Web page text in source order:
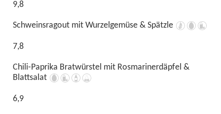
9,8
Schweinsragout mit Wurzelgemüse & Spätzle
7,8
Chili-Paprika Bratwürstel mit Rosmarinerdäpfel &
Blattsalat
6,9